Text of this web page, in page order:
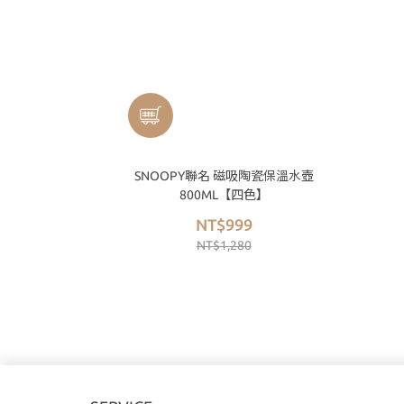
SNOOPY聯名 磁吸陶瓷保溫水壺
800ML【四色】
NT$999
NT$1,280